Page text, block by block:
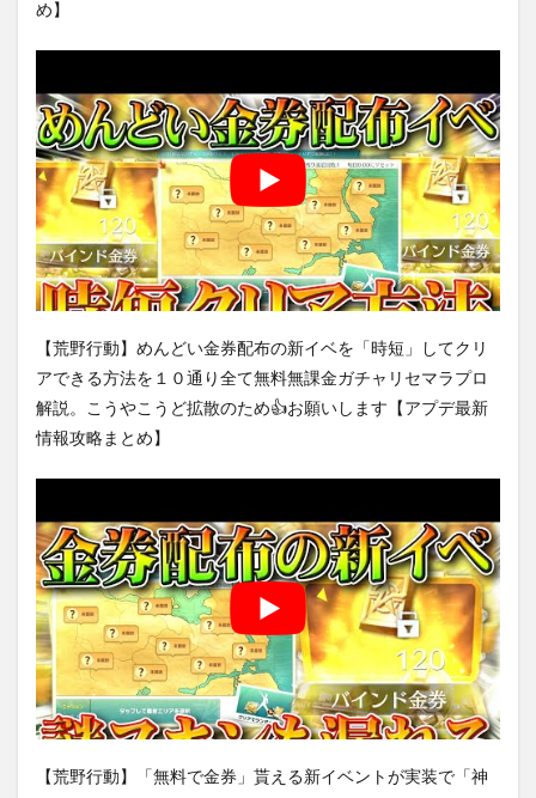
め】
【荒野行動】めんどい金券配布の新イベを「時短」してクリ
アできる方法を１０通り全て無料無課金ガチャリセマラプロ
解説。こうやこうど拡散のため👍お願いします【アプデ最新
情報攻略まとめ】
【荒野行動】「無料で金券」貰える新イベントが実装で「神